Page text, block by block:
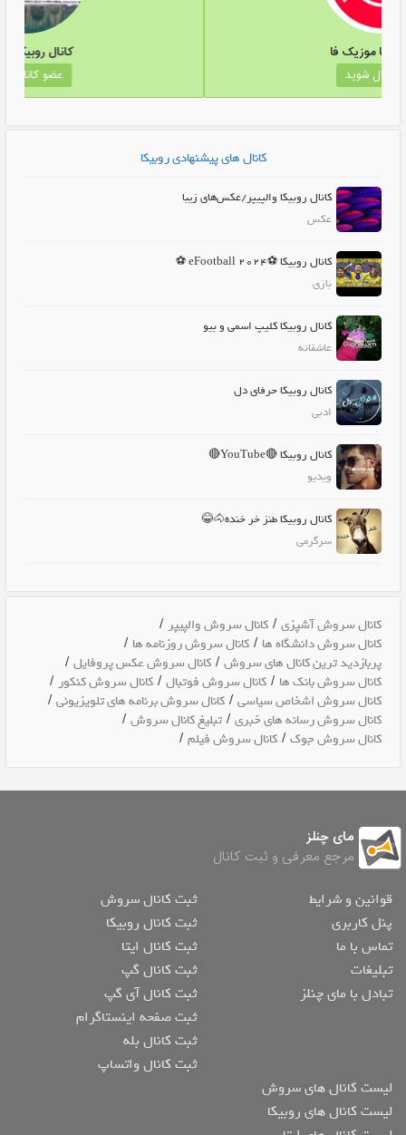
کانال روبیکا موزیک فا
عضو کانال شوید
کانال های پیشنهادی روبیکا
کانال روبیکا والپیپر/عکس‌های زیبا
عکس
کانال روبیکا ⚽️eFootball 2024 ⚽️
بازی
کانال روبیکا کلیپ اسمی و بیو
عاشقانه
کانال روبیکا حرفای دل
ادبی
کانال روبیکا 🔴YouTube🔴
ویدیو
کانال روبیکا طنز خر خنده🐴😂
سرگرمی
کانال سروش آشپزی /کانال سروش والپیپر /
کانال سروش دانشگاه ها /کانال سروش روزنامه ها /
پربازدید ترین کانال های سروش /کانال سروش عکس پروفایل /
کانال سروش بانک ها /کانال سروش فوتبال /کانال سروش کنکور /
کانال سروش اشخاص سیاسی /کانال سروش برنامه های تلویزیونی /
کانال سروش رسانه های خبری /تبلیغ کانال سروش /
کانال سروش جوک /کانال سروش فیلم /
مای چنلز
مرجع معرفی و ثبت کانال
قوانین و شرایط
پنل کاربری
تماس با ما
تبلیغات
تبادل با مای چنلز
ثبت کانال سروش
ثبت کانال روبیکا
ثبت کانال ایتا
ثبت کانال گپ
ثبت کانال آی گپ
ثبت صفحه اینستاگرام
ثبت کانال بله
ثبت کانال واتساپ
لیست کانال های سروش
لیست کانال های روبیکا